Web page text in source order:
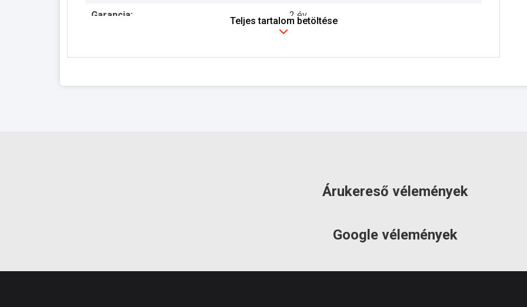
Garancia: 2 év
Teljes tartalom betöltése
Árukereső vélemények
Google vélemények